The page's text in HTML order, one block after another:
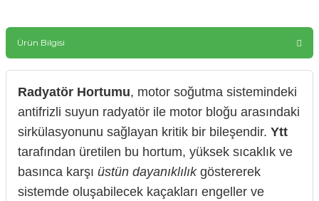
Ürün Bilgisi
Radyatör Hortumu, motor soğutma sistemindeki
antifrizli suyun radyatör ile motor bloğu arasındaki
sirkülasyonunu sağlayan kritik bir bileşendir. Ytt
tarafından üretilen bu hortum, yüksek sıcaklık ve
basınca karşı üstün dayanıklılıkgöstererek
sistemde oluşabilecek kaçakları engeller ve